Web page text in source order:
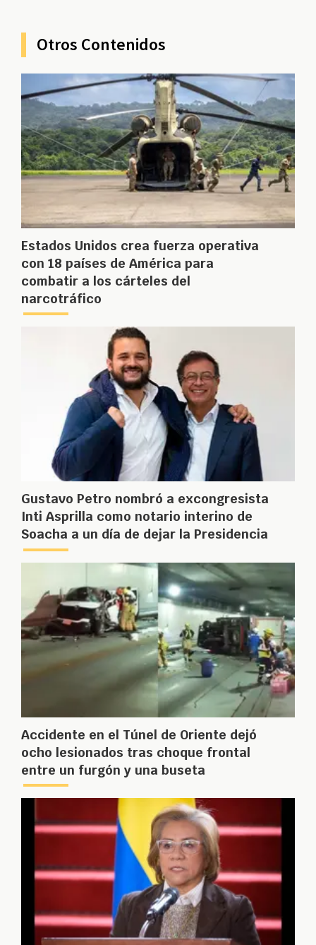
Otros Contenidos
Estados Unidos crea fuerza operativa
con 18 países de América para
combatir a los cárteles del
narcotráfico
Gustavo Petro nombró a excongresista
Inti Asprilla como notario interino de
Soacha a un día de dejar la Presidencia
Accidente en el Túnel de Oriente dejó
ocho lesionados tras choque frontal
entre un furgón y una buseta